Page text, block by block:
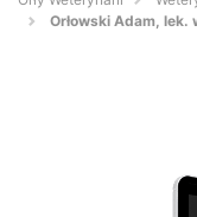
Orłowski Adam,